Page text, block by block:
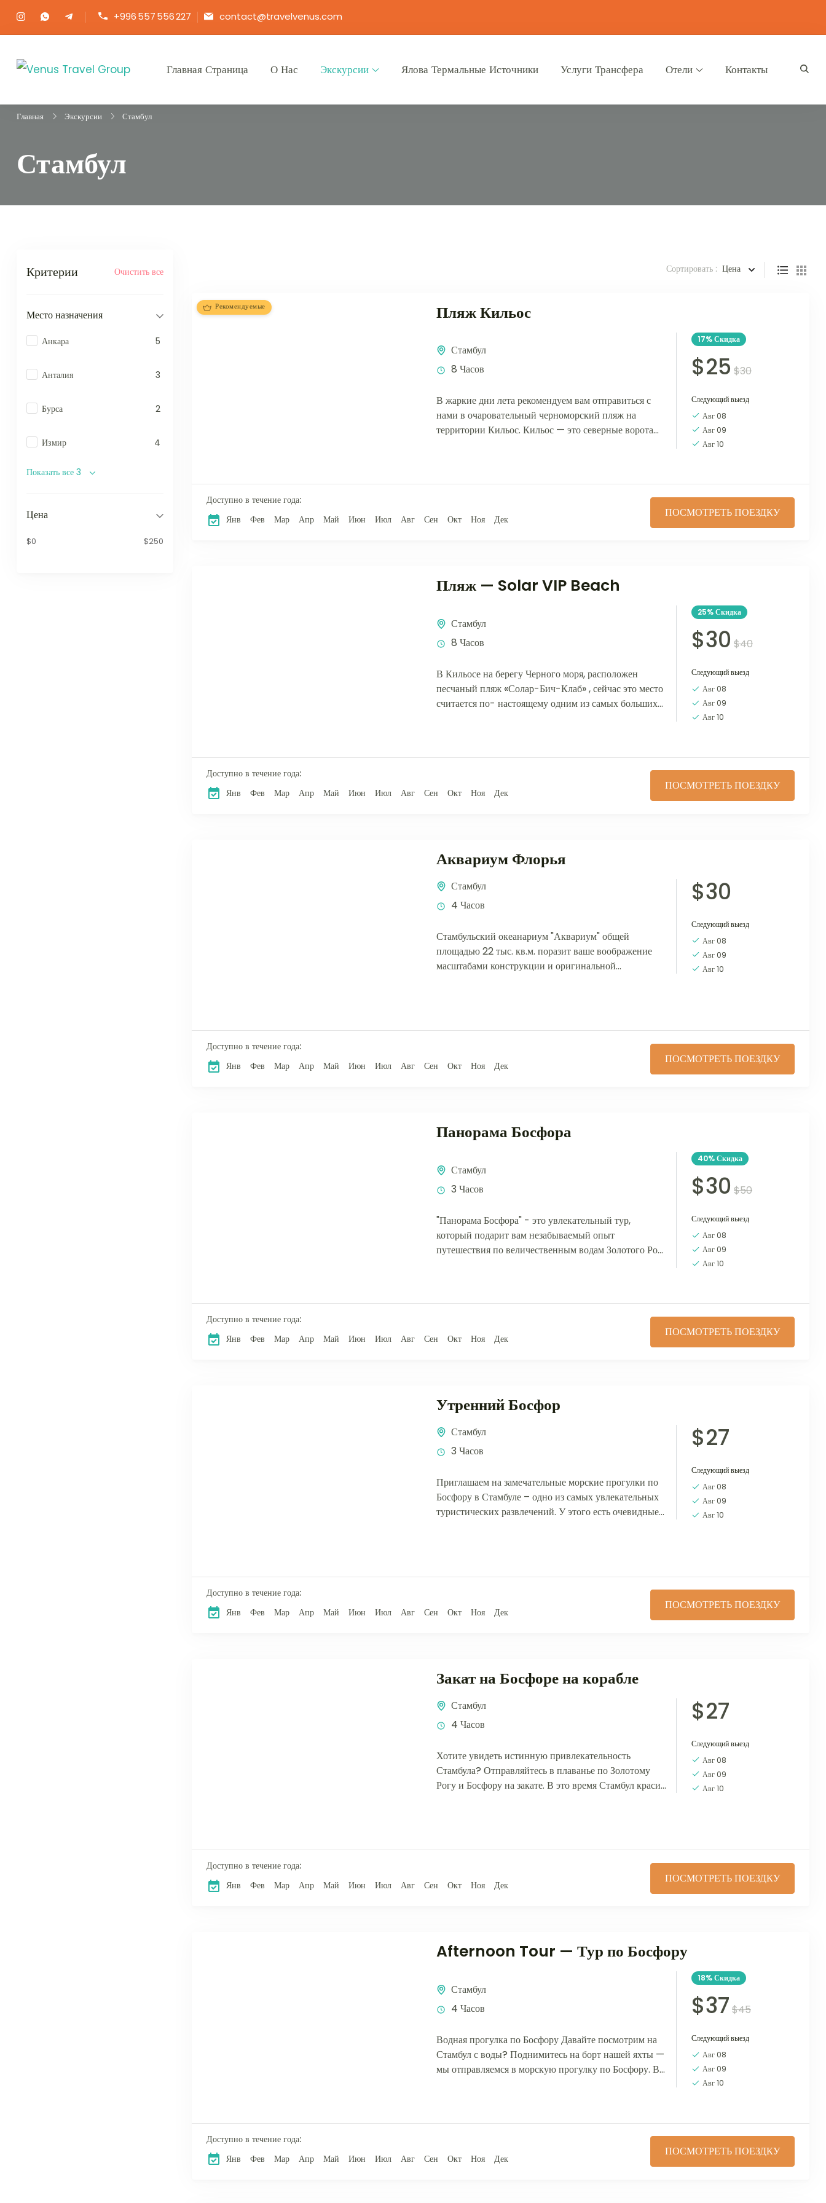
+996 557 556 227 contact@travelvenus.com
Venus Travel Group
Главная Страница О Нас Экскурсии Ялова Термальные Источники Услуги Трансфера Отели Контакты
Главная Экскурсии Стамбул
Стамбул
Критерии Очистить все
Место назначения
Анкара 5
Анталия 3
Бурса 2
Измир 4
Показать все 3
Цена
$0 $250
Сортировать : Цена
Рекомендуемые Пляж Кильос
Стамбул
8 Часов
В жаркие дни лета рекомендуем вам отправиться с
нами в очаровательный черноморский пляж на
территории Кильос. Кильос — это северные ворота
17%Скидка
$25 $30
Следующий выезд
Авг 08
Авг 09
Авг 10
Доступно в течение года:
Янв
Фев Мар Апр Май Июн Июл Авг Сен Окт Ноя Дек
ПОСМОТРЕТЬ ПОЕЗДКУ
Пляж — Solar VIP Beach
Стамбул
8 Часов
В Кильосе на берегу Черного моря, расположен
песчаный пляж «Солар-Бич-Клаб» , сейчас это место
считается по- настоящему одним из самых больших
25%Скидка
$30 $40
Следующий выезд
Авг 08
Авг 09
Авг 10
Доступно в течение года:
Янв
Фев Мар Апр Май Июн Июл Авг Сен Окт Ноя Дек
ПОСМОТРЕТЬ ПОЕЗДКУ
Аквариум Флорья
Стамбул
4 Часов
Стамбульский океанариум "Аквариум" общей
площадью 22 тыс. кв.м. поразит ваше воображение
масштабами конструкции и оригинальной
$30
Следующий выезд
Авг 08
Авг 09
Авг 10
Доступно в течение года:
Янв
Фев Мар Апр Май Июн Июл Авг Сен Окт Ноя Дек
ПОСМОТРЕТЬ ПОЕЗДКУ
Панорама Босфора
Стамбул
3 Часов
"Панорама Босфора" - это увлекательный тур,
который подарит вам незабываемый опыт
путешествия по величественным водам Золотого Рога
40%Скидка
$30 $50
Следующий выезд
Авг 08
Авг 09
Авг 10
Доступно в течение года:
Янв
Фев Мар Апр Май Июн Июл Авг Сен Окт Ноя Дек
ПОСМОТРЕТЬ ПОЕЗДКУ
Утренний Босфор
Стамбул
3 Часов
Приглашаем на замечательные морские прогулки по
Босфору в Стамбуле – одно из самых увлекательных
туристических развлечений. У этого есть очевидные
$27
Следующий выезд
Авг 08
Авг 09
Авг 10
Доступно в течение года:
Янв
Фев Мар Апр Май Июн Июл Авг Сен Окт Ноя Дек
ПОСМОТРЕТЬ ПОЕЗДКУ
Закат на Босфоре на корабле
Стамбул
4 Часов
Хотите увидеть истинную привлекательность
Стамбула? Отправляйтесь в плаванье по Золотому
Рогу и Босфору на закате. В это время Стамбул красив
$27
Следующий выезд
Авг 08
Авг 09
Авг 10
Доступно в течение года:
Янв
Фев Мар Апр Май Июн Июл Авг Сен Окт Ноя Дек
ПОСМОТРЕТЬ ПОЕЗДКУ
Afternoon Tour — Тур по Босфору
Стамбул
4 Часов
Водная прогулка по Босфору Давайте посмотрим на
Стамбул с воды? Поднимитесь на борт нашей яхты —
мы отправляемся в морскую прогулку по Босфору. В
18%Скидка
$37 $45
Следующий выезд
Авг 08
Авг 09
Авг 10
Доступно в течение года:
Янв
Фев Мар Апр Май Июн Июл Авг Сен Окт Ноя Дек
ПОСМОТРЕТЬ ПОЕЗДКУ